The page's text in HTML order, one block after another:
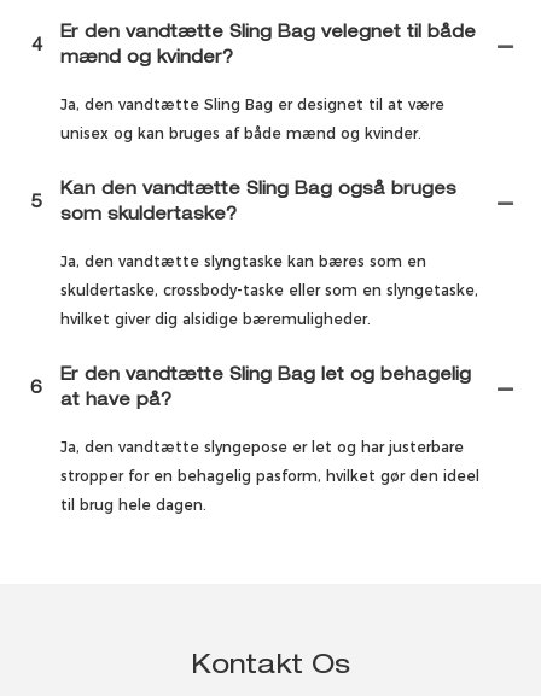
4
Er den vandtætte Sling Bag velegnet til både
mænd og kvinder?
Ja, den vandtætte Sling Bag er designet til at være
unisex og kan bruges af både mænd og kvinder.
5
Kan den vandtætte Sling Bag også bruges
som skuldertaske?
Ja, den vandtætte slyngtaske kan bæres som en
skuldertaske, crossbody-taske eller som en slyngetaske,
hvilket giver dig alsidige bæremuligheder.
6
Er den vandtætte Sling Bag let og behagelig
at have på?
Ja, den vandtætte slyngepose er let og har justerbare
stropper for en behagelig pasform, hvilket gør den ideel
til brug hele dagen.
Kontakt Os